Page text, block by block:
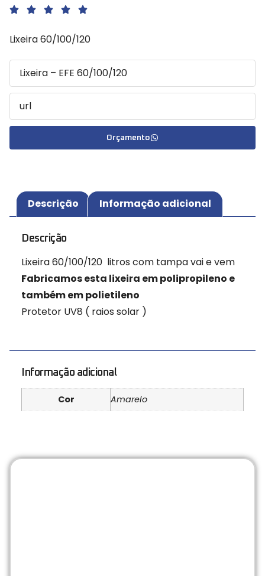
Lixeira 60/100/120
Orçamento
Descrição Informação adicional
Descrição
Lixeira 60/100/120 litros com tampa vai e vem
Fabricamos esta lixeira em polipropileno e
também em polietileno
Protetor UV8 ( raios solar )
Informação adicional
Cor Amarelo